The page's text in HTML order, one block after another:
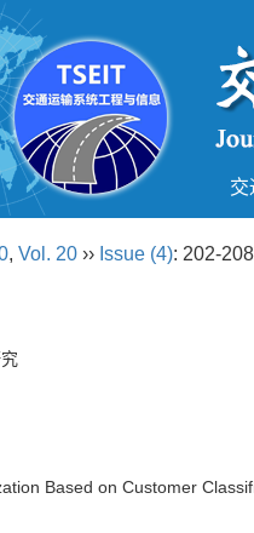
交
, Vol. 20 ›› Issue (4): 202-
Based on Customer